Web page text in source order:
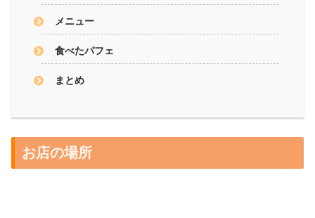
メニュー
食べたパフェ
まとめ
お店の場所